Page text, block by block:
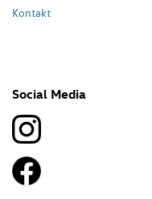
Kontakt
Social Media